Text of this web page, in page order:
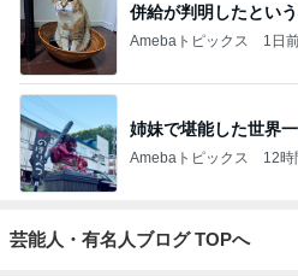
併給が判明したとい
Amebaトピックス 1日
姉妹で堪能した世界
Amebaトピックス 12時
芸能人・有名人ブログ TOPへ